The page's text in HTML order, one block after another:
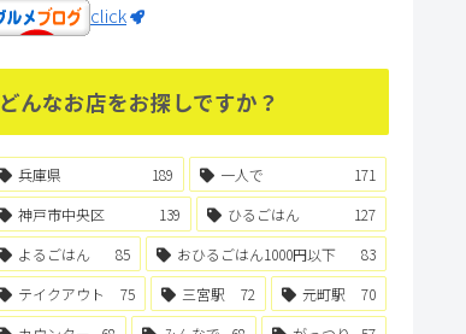
click
どんなお店をお探しですか？
兵庫県 189 一人で
171
神戸市中央区
139 ひるごはん
127
よるごはん
85 おひるごはん1000円以下
83
テイクアウト
75 三宮駅 72 元町駅
70